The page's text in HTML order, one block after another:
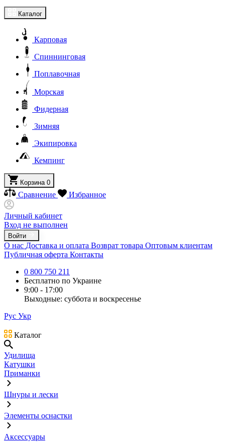
Каталог
Карповая
Спиннинговая
Поплавочная
Морская
Фидерная
Зимняя
Экипировка
Кемпинг
Корзина 0
Сравнение Избранное
Личный кабинет
Вход не выполнен
Войти
О нас Доставка и оплата Возврат товара Оптовым клиентам
Публичная оферта Контакты
0 800 750 211
Бесплатно по Украине
9:00 - 17:00
Выходные: суббота и воскресенье
Рус Укр
Каталог
Удилища
Катушки
Приманки
Шнуры и лески
Элементы оснастки
Аксессуары